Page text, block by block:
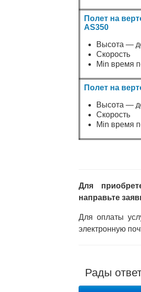
Полет на
AS350
Высота —
Скорость
Min время
Полет на
Высота —
Скорость
Min время
Для
направьте
Для оплаты
электронную
Рады